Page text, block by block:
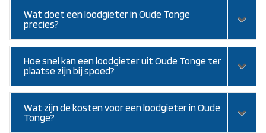
Wat doet een loodgieter in Oude Tonge
precies?
Hoe snel kan een loodgieter uit Oude Tonge ter
plaatse zijn bij spoed?
Wat zijn de kosten voor een loodgieter in Oude
Tonge?